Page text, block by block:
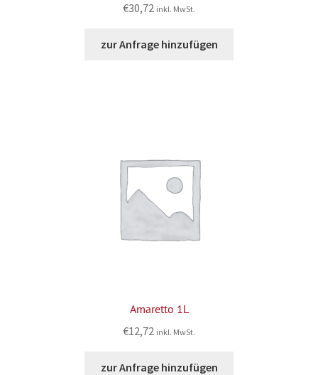
€30,72 inkl. MwSt.
zur Anfrage hinzufügen
Amaretto 1L
€12,72 inkl. MwSt.
zur Anfrage hinzufügen